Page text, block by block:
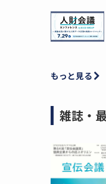
もっと見る
雑誌・